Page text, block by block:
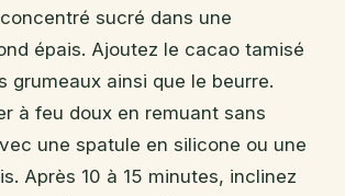
sucré dans une
épais. Ajoutez le cacao tamisé
grumeaux ainsi que le beurre.
à feu doux en remuant sans
une spatule en silicone ou une
Après 10 à 15 minutes, inclinez